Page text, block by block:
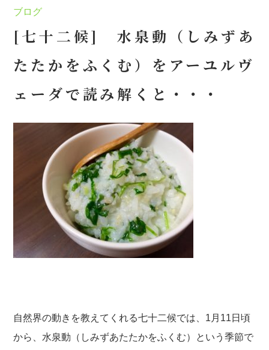
ブログ
[七十二候] 水泉動（しみずあ
たたかをふくむ）をアーユルヴ
ェーダで読み解くと・・・
自然界の動きを教えてくれる七十二候では、1月11日頃
から、水泉動（しみずあたたかをふくむ）という季節で